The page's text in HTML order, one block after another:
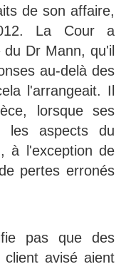
de son affaire,
La Cour a
Dr Mann, qu'il
au-delà des
l'arrangeait. Il
lorsque ses
les aspects du
à l'exception de
pertes erronés
pas que des
avisé aient